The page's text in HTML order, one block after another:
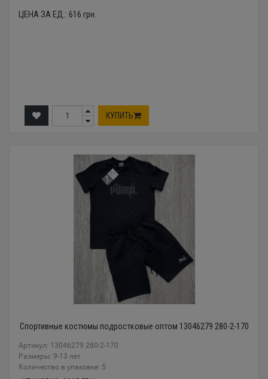
ЦЕНА ЗА ЕД.: 616 грн.
КУПИТЬ
Спортивные костюмы подростковые оптом 13046279 280-2-170
Артикул: 13046279 280-2-170
Размеры: 9-13 лет
Количество в упаковке: 5